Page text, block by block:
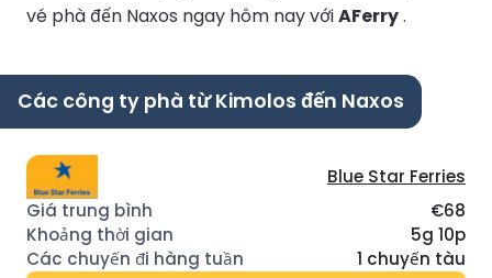
vé phà đến Naxos ngay hôm nay vớiAFerry.
Các công ty phà từ Kimolos đến Naxos
Blue Star Ferries
€68
5g 10p
1 chuyến tàu